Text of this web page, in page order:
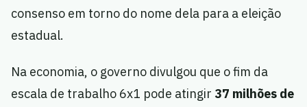
consenso em torno do nome dela para a eleição
estadual.
Na economia, o governo divulgou que o fim da
escala de trabalho 6x1 pode atingir 37 milhões de